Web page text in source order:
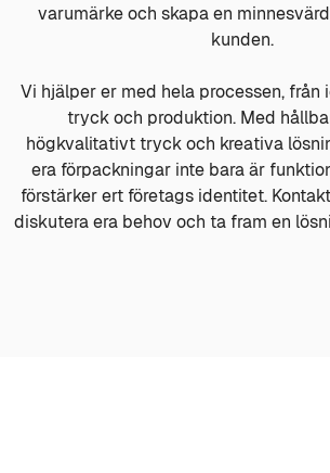
varumärke och skapa en
kunden.
Vi hjälper er med hela processen, från
tryck och produktion. Med
högkvalitativt tryck och kreativa
era förpackningar inte bara är
förstärker ert företags identitet.
diskutera era behov och ta fram en